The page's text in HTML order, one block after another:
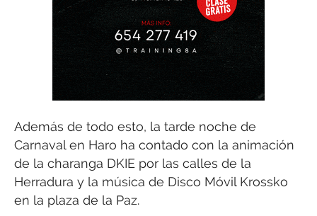
Además de todo esto, la tarde noche de
Carnaval en Haro ha contado con la animación
de la charanga DKIE por las calles de la
Herradura y la música de Disco Móvil Krossko
en la plaza de la Paz.